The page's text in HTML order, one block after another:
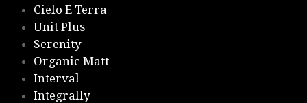
Cielo E Terra
Unit Plus
Serenity
Organic Matt
Interval
Integrally